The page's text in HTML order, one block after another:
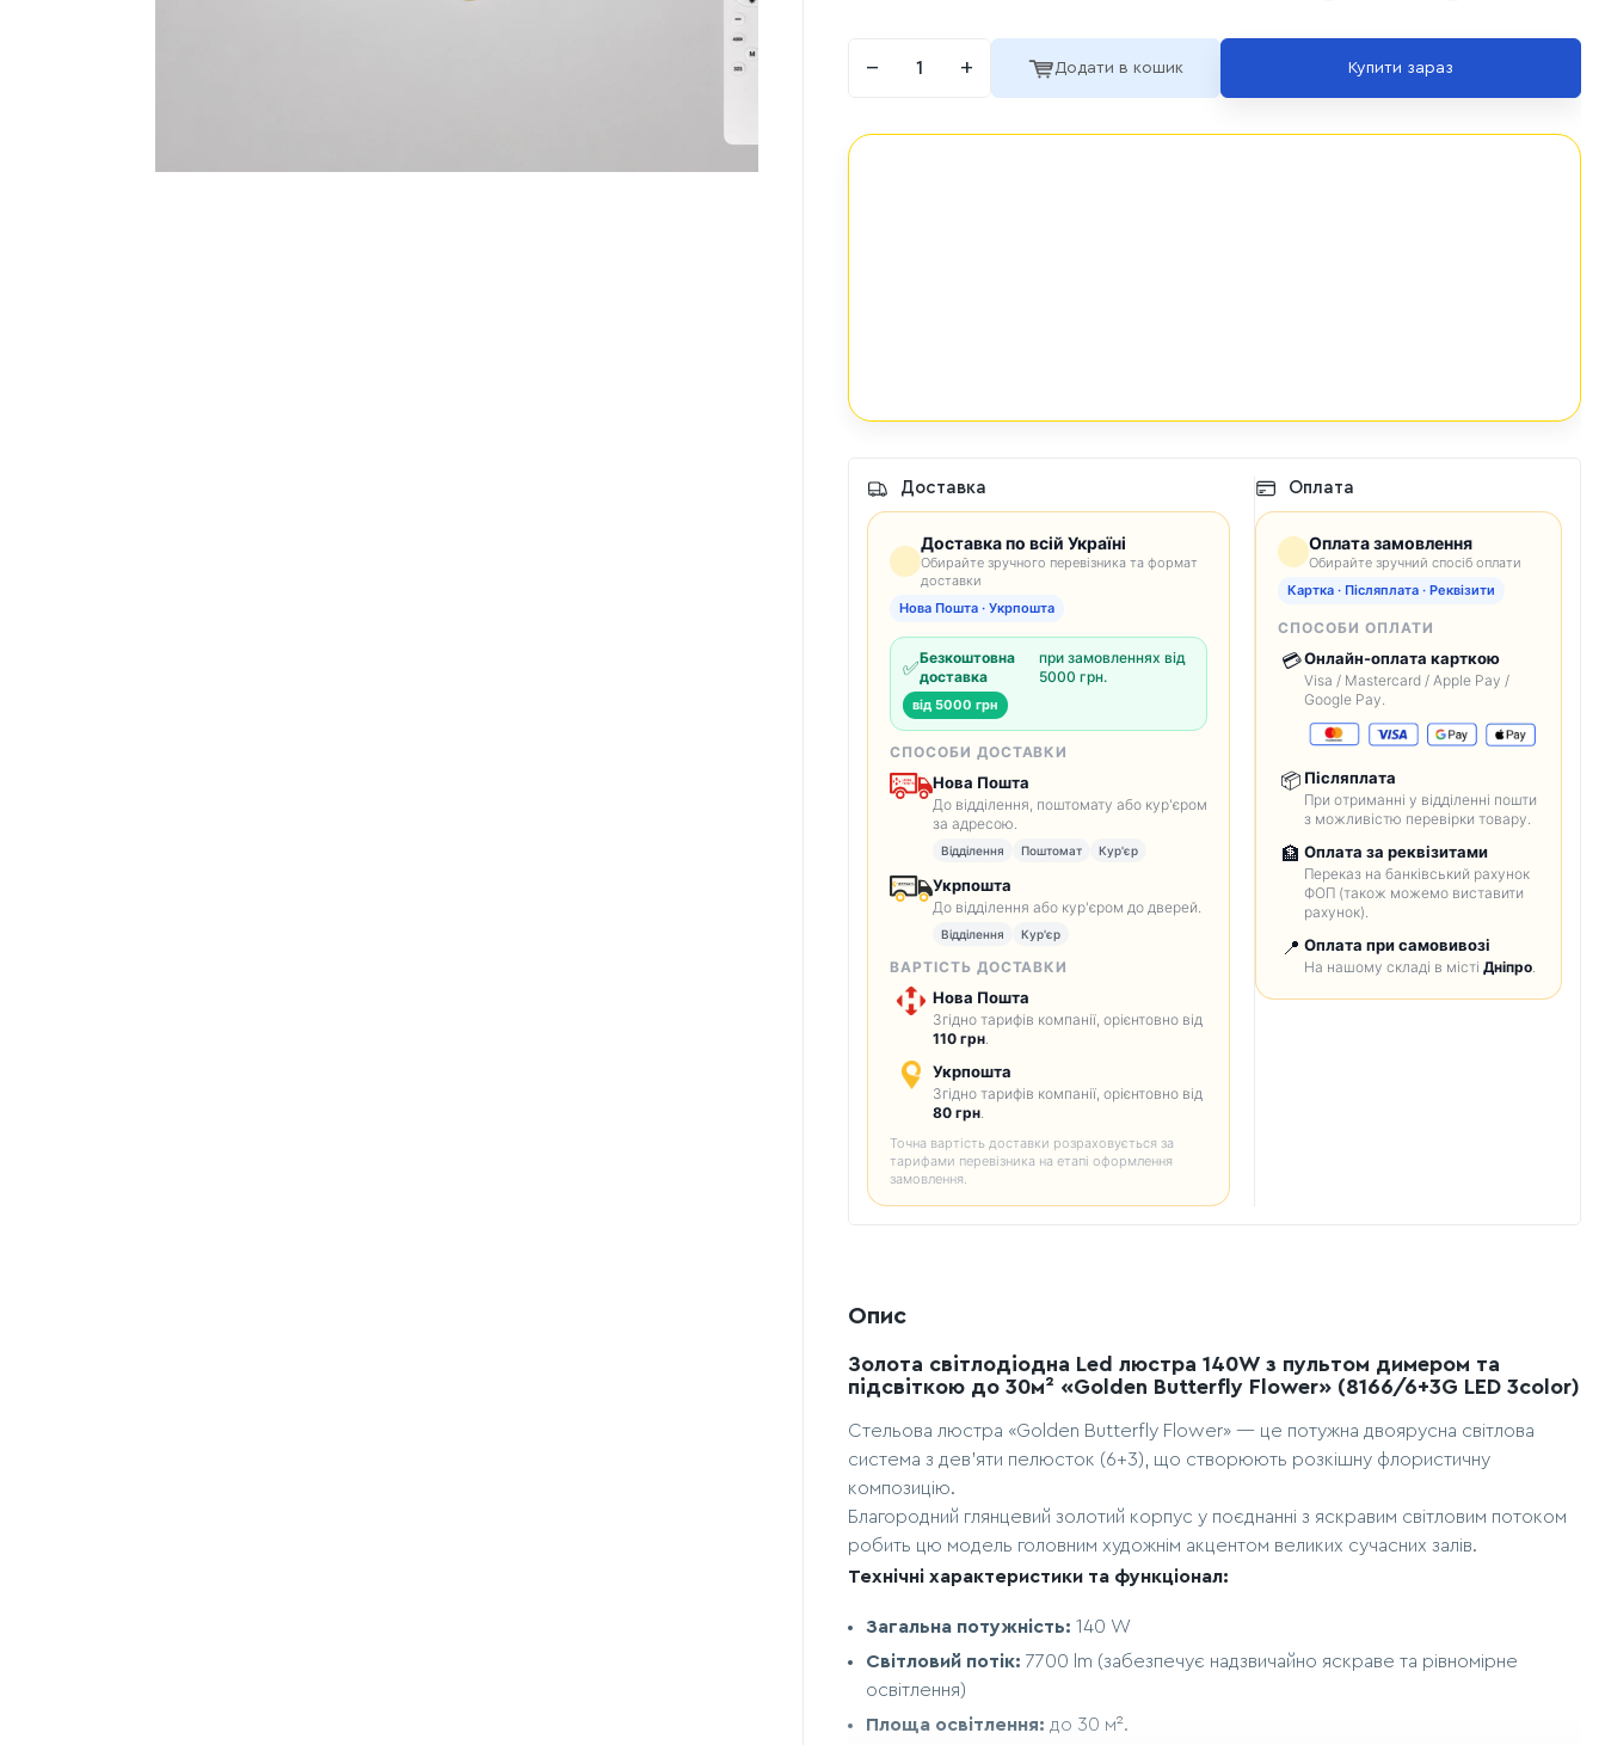
− + Додати в кошик Купити зараз
Доставка
Доставка по всій Україні
Обирайте зручного перевізника та формат
доставки
Нова Пошта · Укрпошта
✅Безкоштовна
доставка
при замовленнях від
5000 грн.
від 5000 грн
СПОСОБИ ДОСТАВКИ
Нова Пошта
До відділення, поштомату або кур'єром
за адресою.
Відділення Поштомат Кур'єр
Укрпошта
До відділення або кур'єром до дверей.
Відділення Кур'єр
ВАРТІСТЬ ДОСТАВКИ
Нова Пошта
Згідно тарифів компанії, орієнтовно від
110 грн.
Укрпошта
Згідно тарифів компанії, орієнтовно від
80 грн.
Точна вартість доставки розраховується за
тарифами перевізника на етапі оформлення
замовлення.
Оплата
Оплата замовлення
Обирайте зручний спосіб оплати
Картка · Післяплата · Реквізити
СПОСОБИ ОПЛАТИ
💳Онлайн-оплата карткою
Visa / Mastercard / Apple Pay /
Google Pay.
📦 Післяплата
При отриманні у відділенні пошти
з можливістю перевірки товару.
🏦 Оплата за реквізитами
Переказ на банківський рахунок
ФОП (також можемо виставити
рахунок).
📍 Оплата при самовивозі
На нашому складі в містіДніпро.
Опис
Золота світлодіодна Led люстра 140W з пультом димером та
підсвіткою до 30м² «Golden Butterfly Flower» (8166/6+3G LED 3color)
Стельова люстра «Golden Butterfly Flower» — це потужна двоярусна світлова
система з дев'яти пелюсток (6+3), що створюють розкішну флористичну
композицію.
Благородний глянцевий золотий корпус у поєднанні з яскравим світловим потоком
робить цю модель головним художнім акцентом великих сучасних залів.
Технічні характеристики та функціонал:
Загальна потужність: 140 W
Світловий потік: 7700 lm (забезпечує надзвичайно яскраве та рівномірне
освітлення)
Площа освітлення: до 30 м².